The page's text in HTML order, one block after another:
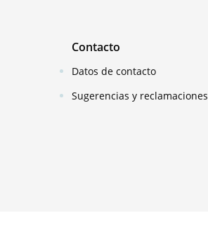
Contacto
Datos de contacto
Sugerencias y reclamaciones